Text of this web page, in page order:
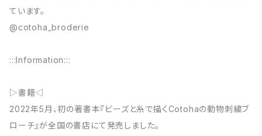
ています。
@cotoha_broderie
:::Information:::
▷書籍◁
2022年5月、初の著書本『ビーズと糸で描くCotohaの動物刺繍ブ
ローチ』が全国の書店にて発売しました。